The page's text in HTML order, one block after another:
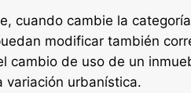
cuando cambie la
modificar también
cambio de uso de un
variación urbanística.